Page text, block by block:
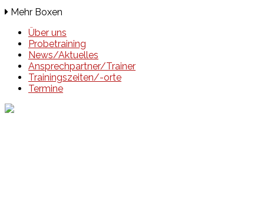
Mehr Boxen
Über uns
Probetraining
News/Aktuelles
Ansprechpartner/Trainer
Trainingszeiten/-orte
Termine